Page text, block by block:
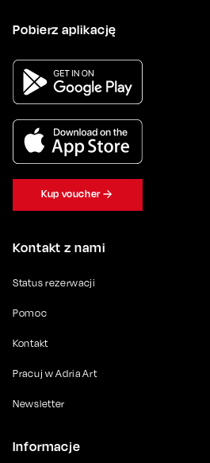
Kontakt z nami
Status rezerwacji
Pomoc
Kontakt
Pracuj w Adria Art
Newsletter
Informacje
Pobierz aplikację
Kup voucher